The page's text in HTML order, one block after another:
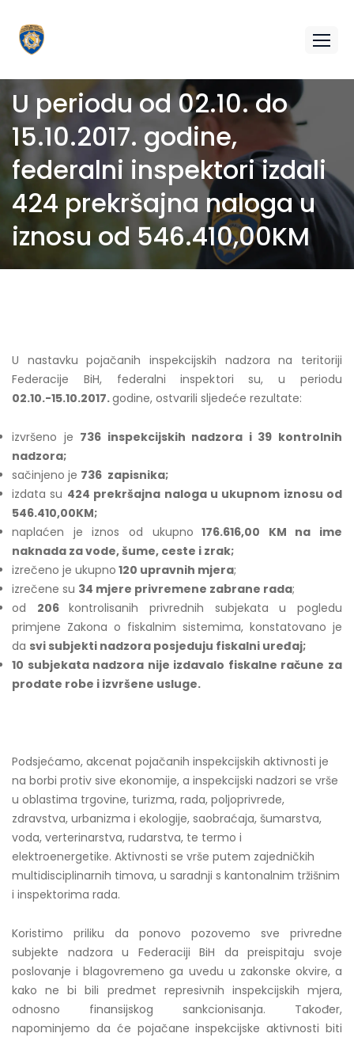
U periodu od 02.10. do
15.10.2017. godine,
federalni inspektori izdali
424 prekršajna naloga u
iznosu od 546.410,00KM
U nastavku pojačanih inspekcijskih nadzora na teritoriji
Federacije BiH, federalni inspektori su, u periodu
02.10.-15.10.2017.godine, ostvarili sljedeće rezultate:
izvršeno je 736 inspekcijskih nadzora i 39 kontrolnih
nadzora;
sačinjeno je 736 zapisnika;
izdata su 424 prekršajna naloga u ukupnom iznosu od
546.410,00KM;
naplaćen je iznos od ukupno 176.616,00 KM na ime
naknada za vode, šume, ceste i zrak;
izrečeno je ukupno 120 upravnih mjera;
izrečene su 34 mjere privremene zabrane rada;
od 206kontrolisanih privrednih subjekata u pogledu
primjene Zakona o fiskalnim sistemima, konstatovano je
da svi subjekti nadzora posjeduju fiskalni uređaj;
10 subjekata nadzora nije izdavalo fiskalne račune za
prodate robe i izvršene usluge.
Podsjećamo, akcenat pojačanih inspekcijskih aktivnosti je
na borbi protiv sive ekonomije, a inspekcijski nadzori se vrše
u oblastima trgovine, turizma, rada, poljoprivrede,
zdravstva, urbanizma i ekologije, saobraćaja, šumarstva,
voda, verterinarstva, rudarstva, te termo i
elektroenergetike. Aktivnosti se vrše putem zajedničkih
multidisciplinarnih timova, u saradnji s kantonalnim tržišnim
i inspektorima rada.
Koristimo priliku da ponovo pozovemo sve privredne
subjekte nadzora u Federaciji BiH da preispitaju svoje
poslovanje i blagovremeno ga uvedu u zakonske okvire, a
kako ne bi bili predmet represivnih inspekcijskih mjera,
odnosno finansijskog sankcionisanja. Također,
napominjemo da će pojačane inspekcijske aktivnosti biti